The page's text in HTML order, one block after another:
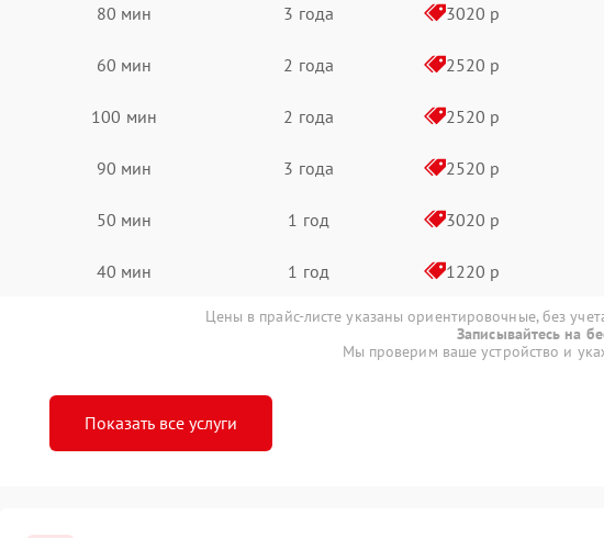
80 мин 3 года 3020 р
60 мин 2 года 2520 р
100 мин 2 года 2520 р
90 мин 3 года 2520 р
50 мин 1 год 3020 р
40 мин 1 год 1220 р
Цены в прайс-листе указаны ориентировочные, без
Записывайтесь на
Мы проверим ваше устройство и
Показать все услуги